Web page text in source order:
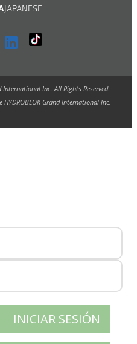
JAPANESE
Inc. All Rights Reserved.
HYDROBLOK Grand International Inc.